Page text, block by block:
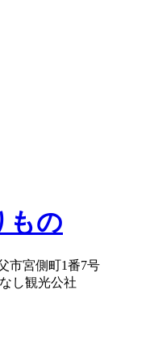
もの
市宮側町1番7号
し観光公社